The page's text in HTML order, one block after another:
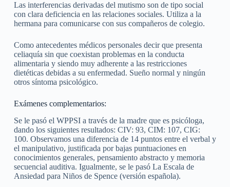
Las interferencias derivadas del mutismo son de tipo social
con clara deficiencia en las relaciones sociales. Utiliza a la
hermana para comunicarse con sus compañeros de colegio.
Como antecedentes médicos personales decir que presenta
celiaquía sin que coexistan problemas en la conducta
alimentaria y siendo muy adherente a las restricciones
dietéticas debidas a su enfermedad. Sueño normal y ningún
otros síntoma psicológico.
Exámenes complementarios:
Se le pasó el WPPSI a través de la madre que es psicóloga,
dando los siguientes resultados: CIV: 93, CIM: 107, CIG:
100. Observamos una diferencia de 14 puntos entre el verbal y
el manipulativo, justificada por bajas puntuaciones en
conocimientos generales, pensamiento abstracto y memoria
secuencial auditiva. Igualmente, se le pasó La Escala de
Ansiedad para Niños de Spence (versión española).